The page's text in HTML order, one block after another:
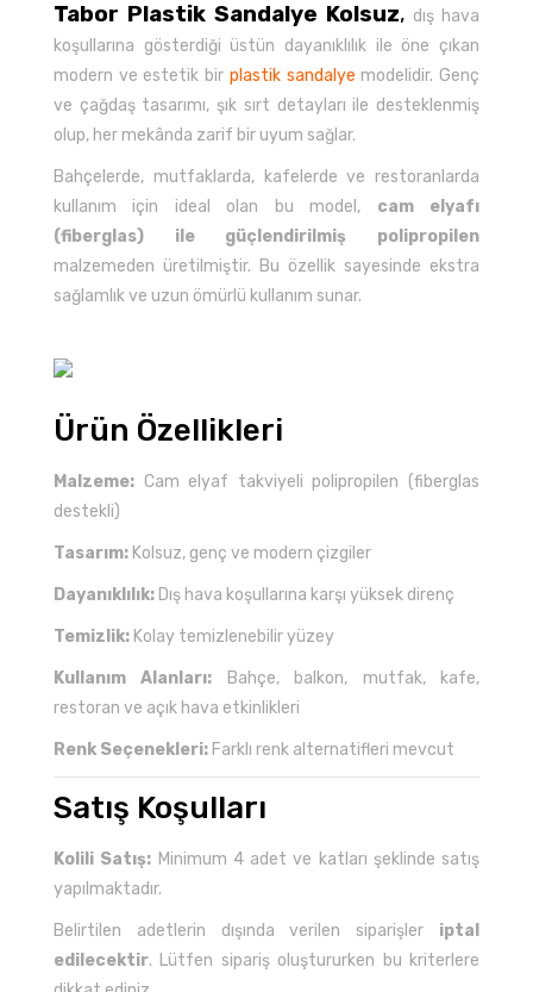
Tabor Plastik Sandalye Kolsuz, dış hava
koşullarına gösterdiği üstün dayanıklılık ile öne çıkan
modern ve estetik bir plastik sandalye modelidir. Genç
ve çağdaş tasarımı, şık sırt detayları ile desteklenmiş
olup, her mekânda zarif bir uyum sağlar.
Bahçelerde, mutfaklarda, kafelerde ve restoranlarda
kullanım için ideal olan bu model, cam elyafı
(fiberglas) ile güçlendirilmiş polipropilen
malzemeden üretilmiştir. Bu özellik sayesinde ekstra
sağlamlık ve uzun ömürlü kullanım sunar.
Ürün Özellikleri
Malzeme: Cam elyaf takviyeli polipropilen (fiberglas
destekli)
Tasarım: Kolsuz, genç ve modern çizgiler
Dayanıklılık: Dış hava koşullarına karşı yüksek direnç
Temizlik: Kolay temizlenebilir yüzey
Kullanım Alanları: Bahçe, balkon, mutfak, kafe,
restoran ve açık hava etkinlikleri
Renk Seçenekleri: Farklı renk alternatifleri mevcut
Satış Koşulları
Kolili Satış: Minimum 4 adet ve katları şeklinde satış
yapılmaktadır.
Belirtilen adetlerin dışında verilen siparişler iptal
edilecektir. Lütfen sipariş oluştururken bu kriterlere